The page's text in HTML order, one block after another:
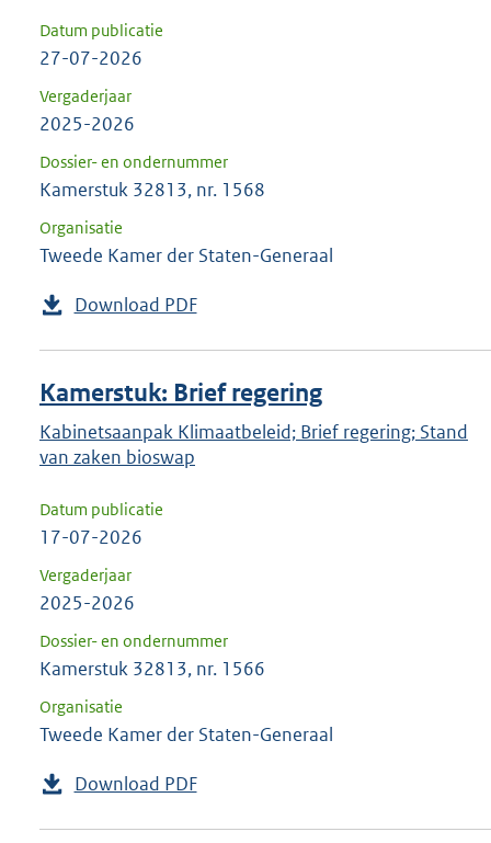
Datum publicatie
27-07-2026
Vergaderjaar
2025-2026
Dossier- en ondernummer
Kamerstuk 32813, nr. 1568
Organisatie
Tweede Kamer der Staten-Generaal
Download PDF
Kamerstuk: Brief regering
Kabinetsaanpak Klimaatbeleid; Brief regering; Stand
van zaken bioswap
Datum publicatie
17-07-2026
Vergaderjaar
2025-2026
Dossier- en ondernummer
Kamerstuk 32813, nr. 1566
Organisatie
Tweede Kamer der Staten-Generaal
Download PDF